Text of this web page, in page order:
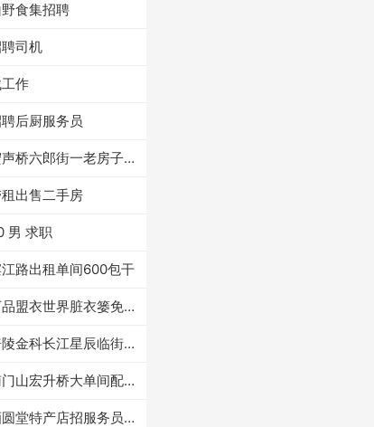
食集招聘
司机
作
后厨服务员
桥六郎街一老房子出
出售二手房
男 求职
路出租单间600包干
盟衣世界脏衣篓免费
金科长江星辰临街旺
山宏升桥大单间配套
堂特产店招服务员4